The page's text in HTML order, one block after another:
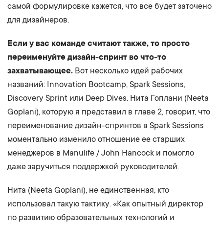
самой формулировке кажется, что все будет заточено
для дизайнеров.
Если у вас команде считают также, то просто
переименуйте дизайн-спринт во что-то
захватывающее. Вот несколько идей рабочих
названий: Innovation Bootcamp, Spark Sessions,
Discovery Sprint или Deep Dives. Нита Гоплани (Neeta
Goplani), которую я представил в главе 2, говорит, что
переименование дизайн-спринтов в Spark Sessions
моментально изменило отношение ее старших
менеджеров в Manulife / John Hancock и помогло
даже заручиться поддержкой руководителей.
Нита (Neeta Goplani), не единственная, кто
использовал такую тактику. «Как опытный директор
по развитию образовательных технологий и